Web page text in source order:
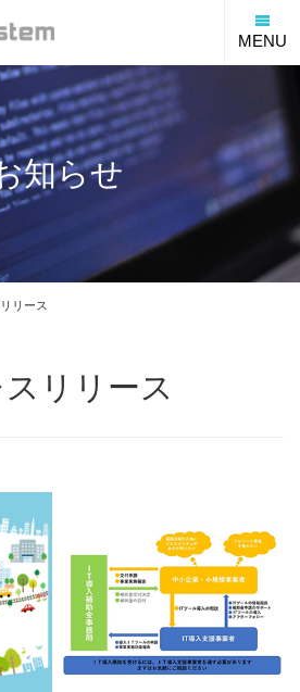
MENU
知らせ
リース
リリース